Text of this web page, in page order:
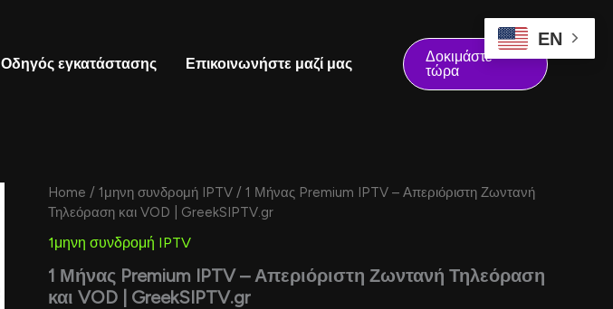
Οδηγός εγκατάστασης Επικοινωνήστε μαζί μας
Δοκιμάστε
τώρα
Home / 1μηνη συνδρομή IPTV / 1 Μήνας Premium IPTV – Απεριόριστη Ζωντανή
Τηλεόραση και VOD | GreekSIPTV.gr
1μηνη συνδρομή IPTV
1 Μήνας Premium IPTV – Απεριόριστη Ζωντανή Τηλεόραση
και VOD | GreekSIPTV.gr
Original
price
was:
27,00 €.
Current
price
EN